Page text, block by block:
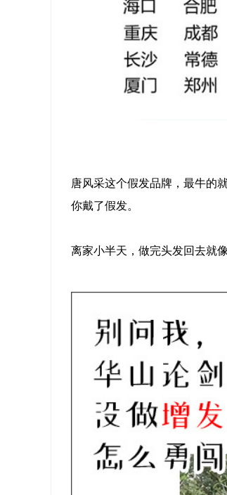
唐风采这个假发品牌，最牛的
你戴了假发。
离家小半天，做完头发回去就